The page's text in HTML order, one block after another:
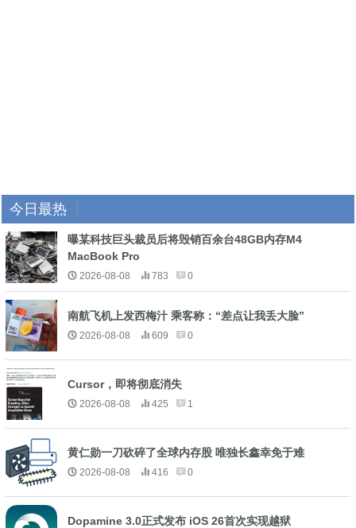
今日最热
曝某科技巨头裁员后将毁销百余台48GB内存M4
MacBook Pro
2026-08-08 783 0
南航飞机上发西梅汁 乘客称：“差点让我丢大脸”
2026-08-08 609 0
Cursor，即将彻底消失
2026-08-08 425 1
黄仁勋一刀砍碎了全球内存股 唯独长鑫幸免于难
2026-08-08 416 0
Dopamine 3.0正式发布 iOS 26首次实现越狱